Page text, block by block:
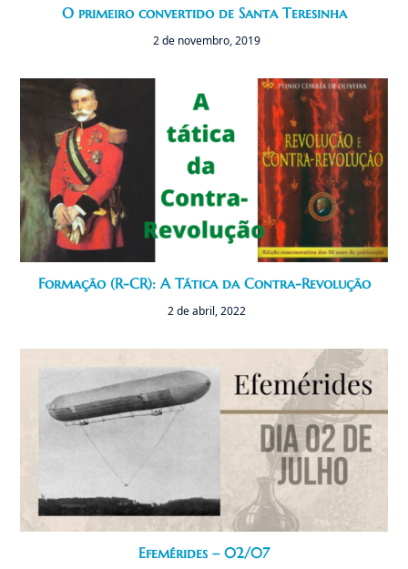
O primeiro convertido de Santa Teresinha
2 de novembro, 2019
Formação (R-CR): A Tática da Contra-Revolução
2 de abril, 2022
Efemérides – 02/07